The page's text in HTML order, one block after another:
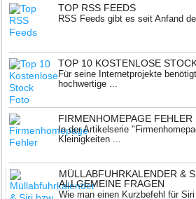
TOP RSS FEEDS
RSS Feeds gibt es seit Anfand
TOP 10 KOSTENLOSE
Für seine Internetprojekte
hochwertige ...
FIRMENHOMEPAGE FEHLER
In der Artikelserie
Kleinigkeiten ...
MÜLLABFUHRKALENDER &
ALLGEMEINE FRAGEN
Wie man einen Kurzbefehl für